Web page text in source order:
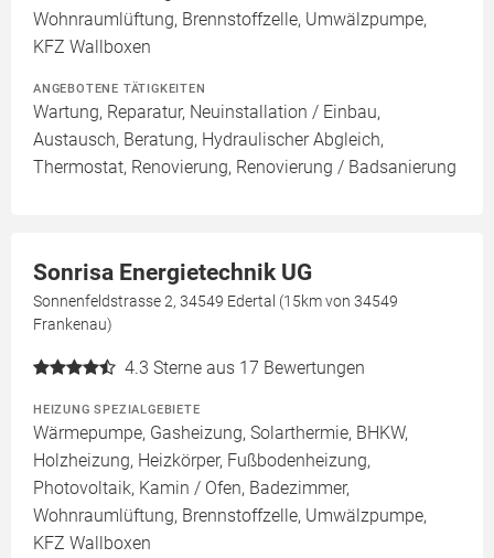
Wohnraumlüftung, Brennstoffzelle, Umwälzpumpe,
KFZ Wallboxen
ANGEBOTENE TÄTIGKEITEN
Wartung, Reparatur, Neuinstallation / Einbau,
Austausch, Beratung, Hydraulischer Abgleich,
Thermostat, Renovierung, Renovierung / Badsanierung
Sonrisa Energietechnik UG
Sonnenfeldstrasse 2, 34549 Edertal (15km von 34549
Frankenau)
4.3 Sterne aus 17 Bewertungen
HEIZUNG SPEZIALGEBIETE
Wärmepumpe, Gasheizung, Solarthermie, BHKW,
Holzheizung, Heizkörper, Fußbodenheizung,
Photovoltaik, Kamin / Ofen, Badezimmer,
Wohnraumlüftung, Brennstoffzelle, Umwälzpumpe,
KFZ Wallboxen